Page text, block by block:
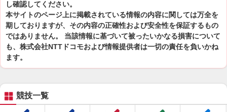
し確認してください。
本サイトのページ上に掲載されている情報の内容に関しては万全を
期しておりますが、その内容の正確性および安全性を保証するもの
ではありません。 当該情報に基づいて被ったいかなる損害について
も、株式会社NTTドコモおよび情報提供者は一切の責任を負いかね
ます。
競技一覧